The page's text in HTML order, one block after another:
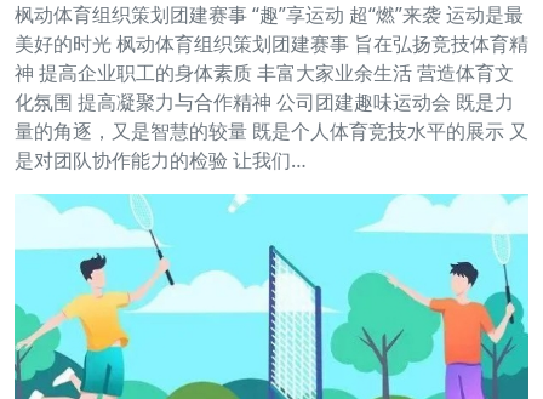
枫动体育组织策划团建赛事 “趣”享运动 超“燃”来袭 运动是最
美好的时光 枫动体育组织策划团建赛事 旨在弘扬竞技体育精
神 提高企业职工的身体素质 丰富大家业余生活 营造体育文
化氛围 提高凝聚力与合作精神 公司团建趣味运动会 既是力
量的角逐，又是智慧的较量 既是个人体育竞技水平的展示 又
是对团队协作能力的检验 让我们…